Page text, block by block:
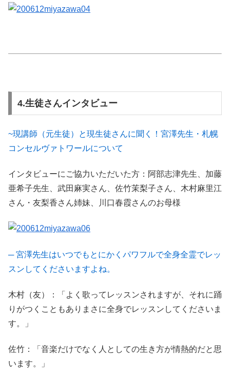
4.生徒さんインタビュー
~現講師（元生徒）と現生徒さんに聞く！宮澤先生・札幌
コンセルヴァトワールについて
インタビューにご協力いただいた方：阿部志津先生、加藤
亜希子先生、武田麻実さん、佐竹茉梨子さん、木村麻里江
さん・友梨香さん姉妹、川口春霞さんのお母様
─ 宮澤先生はいつでもとにかくパワフルで全身全霊でレッ
スンしてくださいますよね。
木村（友）：「よく歌ってレッスンされますが、それに踊
りがつくこともありまさに全身でレッスンしてくださいま
す。」
佐竹：「音楽だけでなく人としての生き方が情熱的だと思
います。」